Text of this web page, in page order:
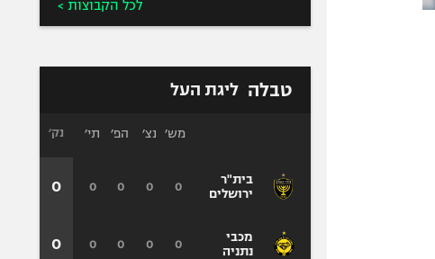
לכל הקבוצות >
טבלה ליגת העל
בית"ר
ירושלים
מכבי
נתניה
מש׳ נצ׳ הפ׳ תי׳
0
0
0
0
0
0
0
0
נק׳
0
0